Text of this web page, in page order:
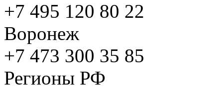
+7 495 120 80 22
Воронеж
+7 473 300 35 85
Регионы РФ